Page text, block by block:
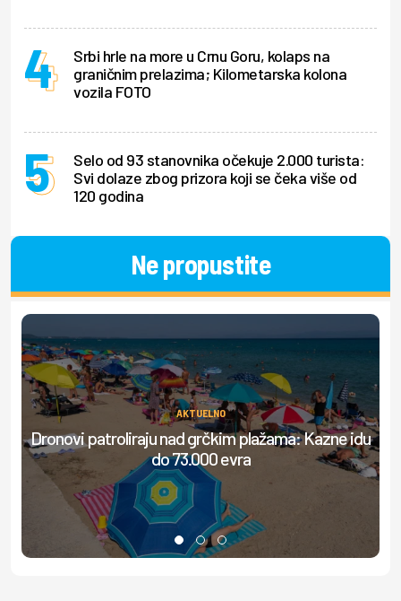
Srbi hrle na more u Crnu Goru, kolaps na
graničnim prelazima; Kilometarska kolona
vozila FOTO
Selo od 93 stanovnika očekuje 2.000 turista:
Svi dolaze zbog prizora koji se čeka više od
120 godina
Ne propustite
AKTUELNO
Dronovi patroliraju nad grčkim plažama: Kazne idu
do 73.000 evra